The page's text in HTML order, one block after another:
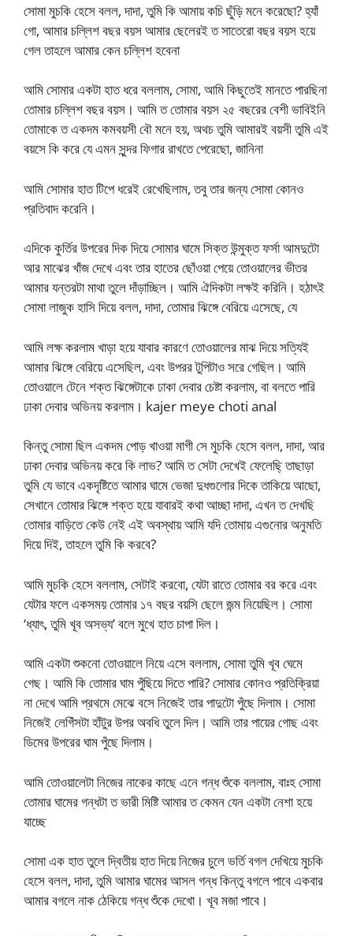
সোমা মুচকি হেসে বলল, দাদা, তুমি কি আমায় কচি ছুঁড়ি মনে করেছো? হ্যাঁ
গো, আমার চল্লিশ বছর বয়স আমার ছেলেরই ত সাতেরো বছর বয়স হয়ে
গেল তাহলে আমার কেন চল্লিশ হবেনা
আমি সোমার একটা হাত ধরে বললাম, সোমা, আমি কিছুতেই মানতে পারছিনা
তোমার চল্লিশ বছর বয়স। আমি ত তোমার বয়স ২৫ বছরের বেশী ভাবিইনি
তোমাকে ত একদম কমবয়সী বৌ মনে হয়, অথচ তুমি আমারই বয়সী তুমি এই
বয়সে কি করে যে এমন সুন্দর ফিগার রাখতে পেরেছো, জানিনা
আমি সোমার হাত টিপে ধরেই রেখেছিলাম, তবু তার জন্য সোমা কোনও
প্রতিবাদ করেনি।
এদিকে কুর্তির উপরের দিক দিয়ে সোমার ঘামে সিক্ত উন্মুক্ত ফর্সা আমদুটো
আর মাঝের খাঁজ দেখে এবং তার হাতের ছোঁওয়া পেয়ে তোওয়ালের ভীতর
আমার যন্তরটা মাথা তুলে দাঁড়াচ্ছিল। আমি ঐদিকটা লক্ষই করিনি। হঠাৎই
সোমা লাজুক হাসি দিয়ে বলল, দাদা, তোমার ঝিঙ্গে বেরিয়ে এসেছে, যে
আমি লক্ষ করলাম খাড়া হয়ে যাবার কারণে তোওয়ালের মাঝ দিয়ে সত্যিই
আমার ঝিঙ্গে বেরিয়ে এসেছিল, এবং উপরর টুপিটাও সরে গেছিল। আমি
তোওয়ালে টেনে শক্ত ঝিঙ্গেটাকে ঢাকা দেবার চেষ্টা করলাম, বা বলতে পারি
ঢাকা দেবার অভিনয় করলাম। kajer meye choti anal
কিন্তু সোমা ছিল একদম পোড় খাওয়া মাগী সে মুচকি হেসে বলল, দাদা, আর
ঢাকা দেবার অভিনয় করে কি লাভ? আমি ত সেটা দেখেই ফেলেছি্ তাছাড়া
তুমি যে ভাবে একদৃষ্টিতে আমার ঘামে ভেজা দুধগুলোর দিকে তাকিয়ে আছো,
সেখানে তোমার ঝিঙ্গে শক্ত হয়ে যাবারই কথা আচ্ছা দাদা, এখন ত দেখছি
তোমার বাড়িতে কেউ নেই এই অবস্থায় আমি যদি তোমায় এগুনোর অনুমতি
দিয়ে দিই, তাহলে তুমি কি করবে?
আমি মুচকি হেসে বললাম, সেটাই করবো, যেটা রাতে তোমার বর করে এবং
যেটার ফলে একসময় তোমার ১৭ বছর বয়সি ছেলে জন্ম নিয়েছিল। সোমা
‘ধ্যাৎ, তুমি খূব অসভ্য’ বলে মুখে হাত চাপা দিল।
আমি একটা শুকনো তোওয়ালে নিয়ে এসে বললাম, সোমা তুমি খূব ঘেমে
গেছ। আমি কি তোমার ঘাম পুঁছিয়ে দিতে পারি? সোমার কোনও প্রতিক্রিয়া
না দেখে আমি প্রথমে মেঝে বসে নিজেই তার পাদুটো পুঁছে দিলাম। সোমা
নিজেই লেগিঁসটা হাঁটুর উপর অবধি তুলে দিল। আমি তার পায়ের গোছ এবং
ডিমের উপরের ঘাম পুঁছে দিলাম।
আমি তোওয়ালেটা নিজের নাকের কাছে এনে গন্ধ শুঁকে বললাম, বাঃহ সোমা
তোমার ঘামের গন্ধটা ত ভারী মিষ্টি আমার ত কেমন যেন একটা নেশা হয়ে
যাচ্ছে
সোমা এক হাত তুলে দ্বিতীয় হাত দিয়ে নিজের চুলে ভর্তি বগল দেখিয়ে মুচকি
হেসে বলল, দাদা, তুমি আমার ঘামের আসল গন্ধ কিন্তু বগলে পাবে একবার
আমার বগলে নাক ঠেকিয়ে গন্ধ শুঁকে দেখো। খূব মজা পাবে।